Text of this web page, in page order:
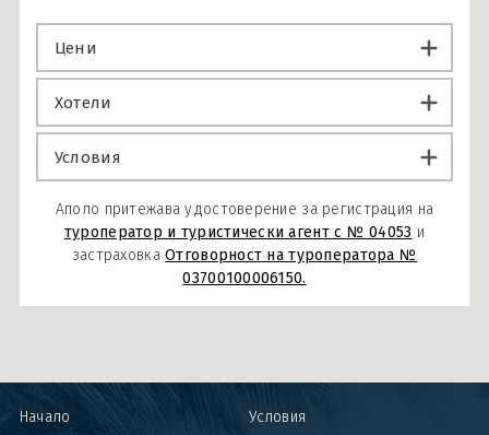
Цени
Хотели
Условия
Аполо притежава удостоверение за регистрация на
туроператор и туристически агент с № 04053 и
застраховкаОтговорност на туроператора №
03700100006150.
Начало
Условия